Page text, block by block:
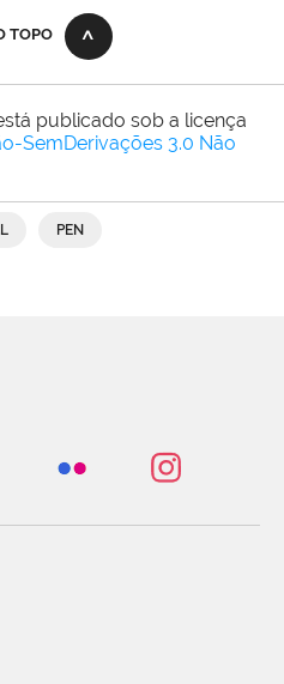
TOPO
publicado sob a licença
SemDerivações 3.0 Não
PEN